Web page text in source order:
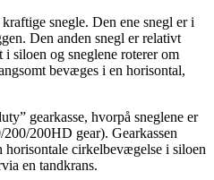
snegle. Den ene snegl er i
Den anden snegl er relativt
siloen og sneglene roterer om
bevæges i en horisontal,
gearkasse, hvorpå sneglene er
200HD gear). Gearkassen
horisontale cirkelbevægelse i siloen
en tandkrans.